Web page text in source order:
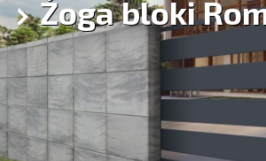
Žoga bloki